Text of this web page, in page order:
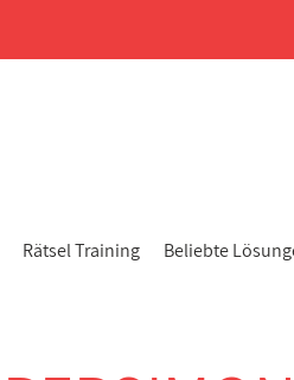
Rätsel Training Beliebte